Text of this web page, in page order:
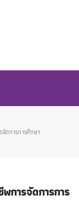
ดการการศึกษา
การจัดการการ